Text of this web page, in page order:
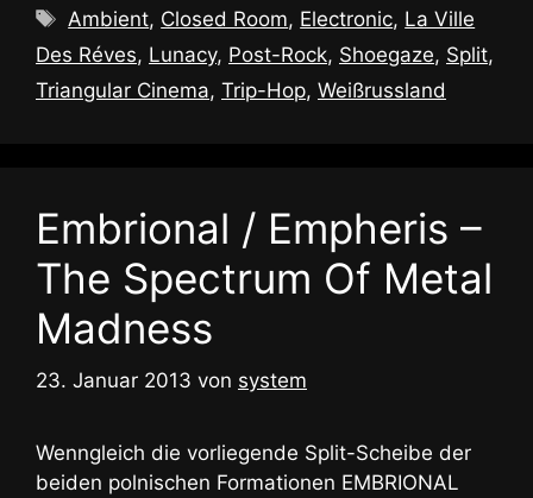
Schlagwörter
Ambient, Closed Room, Electronic, La Ville
Des Réves, Lunacy, Post-Rock, Shoegaze, Split,
Triangular Cinema, Trip-Hop, Weißrussland
Embrional / Empheris –
The Spectrum Of Metal
Madness
23. Januar 2013 von system
Wenngleich die vorliegende Split-Scheibe der
beiden polnischen Formationen EMBRIONAL